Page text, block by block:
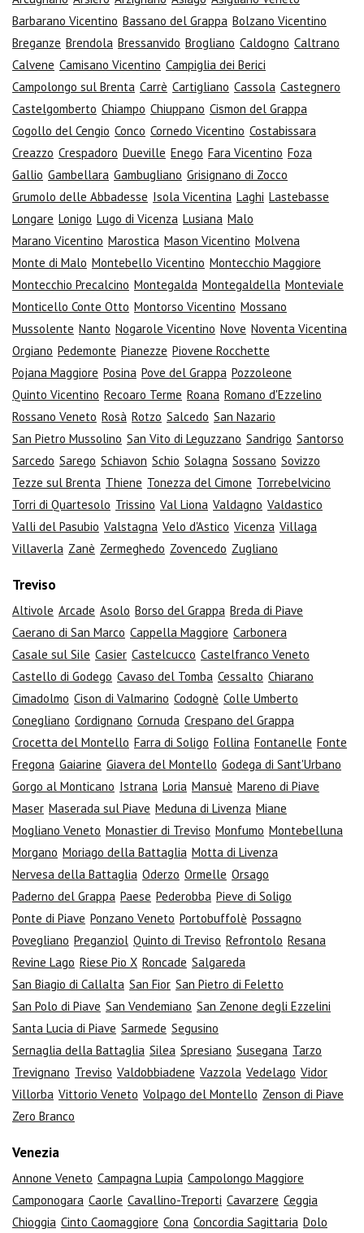
Barbarano Vicentino Bassano del Grappa Bolzano Vicentino
Breganze Brendola Bressanvido Brogliano Caldogno Caltrano
Calvene Camisano Vicentino Campiglia dei Berici
Campolongo sul Brenta Carrè Cartigliano Cassola Castegnero
Castelgomberto Chiampo Chiuppano Cismon del Grappa
Cogollo del Cengio Conco Cornedo Vicentino Costabissara
Creazzo Crespadoro Dueville Enego Fara Vicentino Foza
Gallio Gambellara Gambugliano Grisignano di Zocco
Grumolo delle Abbadesse Isola Vicentina Laghi Lastebasse
Longare Lonigo Lugo di Vicenza Lusiana Malo
Marano Vicentino Marostica Mason Vicentino Molvena
Monte di Malo Montebello Vicentino Montecchio Maggiore
Montecchio Precalcino Montegalda Montegaldella Monteviale
Monticello Conte Otto Montorso Vicentino Mossano
Mussolente Nanto Nogarole Vicentino Nove Noventa Vicentina
Orgiano Pedemonte Pianezze Piovene Rocchette
Pojana Maggiore Posina Pove del Grappa Pozzoleone
Quinto Vicentino Recoaro Terme Roana Romano d'Ezzelino
Rossano Veneto Rosà Rotzo Salcedo San Nazario
San Pietro Mussolino San Vito di Leguzzano Sandrigo Santorso
Sarcedo Sarego Schiavon Schio Solagna Sossano Sovizzo
Tezze sul Brenta Thiene Tonezza del Cimone Torrebelvicino
Torri di Quartesolo Trissino Val Liona Valdagno Valdastico
Valli del Pasubio Valstagna Velo d'Astico Vicenza Villaga
Villaverla Zanè Zermeghedo Zovencedo Zugliano
Treviso
Altivole Arcade Asolo Borso del Grappa Breda di Piave
Caerano di San Marco Cappella Maggiore Carbonera
Casale sul Sile Casier Castelcucco Castelfranco Veneto
Castello di Godego Cavaso del Tomba Cessalto Chiarano
Cimadolmo Cison di Valmarino Codognè Colle Umberto
Conegliano Cordignano Cornuda Crespano del Grappa
Crocetta del Montello Farra di Soligo Follina Fontanelle Fonte
Fregona Gaiarine Giavera del Montello Godega di Sant'Urbano
Gorgo al Monticano Istrana Loria Mansuè Mareno di Piave
Maser Maserada sul Piave Meduna di Livenza Miane
Mogliano Veneto Monastier di Treviso Monfumo Montebelluna
Morgano Moriago della Battaglia Motta di Livenza
Nervesa della Battaglia Oderzo Ormelle Orsago
Paderno del Grappa Paese Pederobba Pieve di Soligo
Ponte di Piave Ponzano Veneto Portobuffolè Possagno
Povegliano Preganziol Quinto di Treviso Refrontolo Resana
Revine Lago Riese Pio X Roncade Salgareda
San Biagio di Callalta San Fior San Pietro di Feletto
San Polo di Piave San Vendemiano San Zenone degli Ezzelini
Santa Lucia di Piave Sarmede Segusino
Sernaglia della Battaglia Silea Spresiano Susegana Tarzo
Trevignano Treviso Valdobbiadene Vazzola Vedelago Vidor
Villorba Vittorio Veneto Volpago del Montello Zenson di Piave
Zero Branco
Venezia
Annone Veneto Campagna Lupia Campolongo Maggiore
Camponogara Caorle Cavallino-Treporti Cavarzere Ceggia
Chioggia Cinto Caomaggiore Cona Concordia Sagittaria Dolo